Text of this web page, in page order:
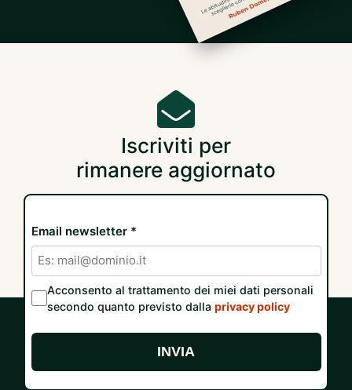
Iscriviti per
rimanere aggiornato
Email newsletter *
Acconsento al trattamento dei miei dati personali
secondo quanto previsto dalla privacy policy
INVIA